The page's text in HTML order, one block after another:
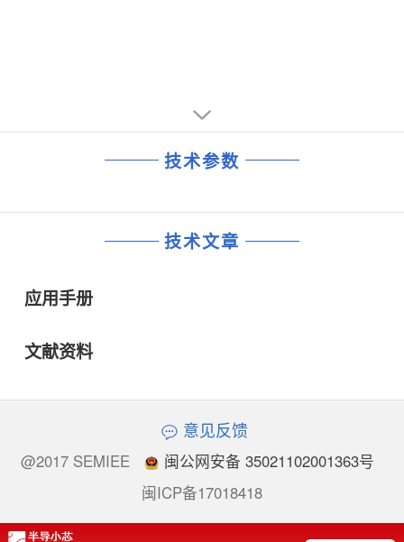
技术参数
技术文章
应用手册
文献资料
意见反馈
@2017 SEMIEE
闽公网安备 35021102001363号
闽ICP备17018418